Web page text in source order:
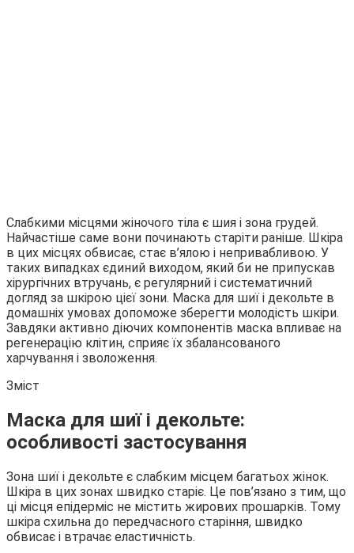
Слабкими місцями жіночого тіла є шия і зона грудей.
Найчастіше саме вони починають старіти раніше. Шкіра
в цих місцях обвисає, стає в’ялою і непривабливою. У
таких випадках єдиний виходом, який би не припускав
хірургічних втручань, є регулярний і систематичний
догляд за шкірою цієї зони. Маска для шиї і декольте в
домашніх умовах допоможе зберегти молодість шкіри.
Завдяки активно діючих компонентів маска впливає на
регенерацію клітин, сприяє їх збалансованого
харчування і зволоження.
Зміст
Маска для шиї і декольте:
особливості застосування
Зона шиї і декольте є слабким місцем багатьох жінок.
Шкіра в цих зонах швидко старіє. Це пов’язано з тим, що
ці місця епідерміс не містить жирових прошарків. Тому
шкіра схильна до передчасного старіння, швидко
обвисає і втрачає еластичність.